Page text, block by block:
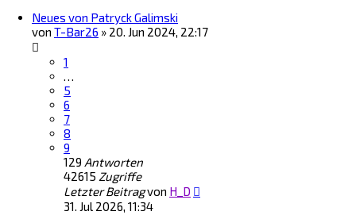
Neues von Patryck Galimski
von T-Bar26 » 20. Jun 2024, 22:17
1
…
5
6
7
8
9
129 Antworten
42615 Zugriffe
Letzter Beitragvon H_D
31. Jul 2026, 11:34